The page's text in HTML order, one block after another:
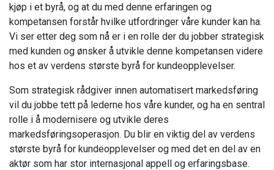
kjøp i et byrå, og at du med denne erfaringen og
kompetansen forstår hvilke utfordringer våre kunder kan ha.
Vi ser etter deg som nå er i en rolle der du jobber strategisk
med kunden og ønsker å utvikle denne kompetansen videre
hos et av verdens største byrå for kundeopplevelser.
Som strategisk rådgiver innen automatisert markedsføring
vil du jobbe tett på lederne hos våre kunder, og ha en sentral
rolle i å modernisere og utvikle deres
markedsføringsoperasjon. Du blir en viktig del av verdens
største byrå for kundeopplevelser og med det en del av en
aktør som har stor internasjonal appell og erfaringsbase.